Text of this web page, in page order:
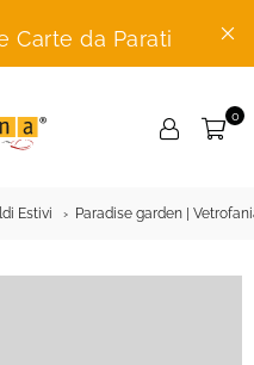
Carte da Parati
0
Estivi Paradise garden |